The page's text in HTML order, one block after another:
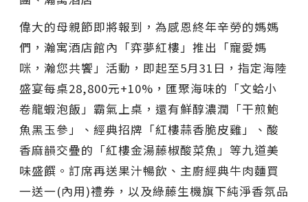
偉大的母親節即將報到，為感恩終年辛勞的媽媽
們，瀚寓酒店館內「弈夢紅樓」推出「寵愛媽
咪，瀚您共饗」活動，即起至5月31日，指定海陸
盛宴每桌28,800元+10%，匯聚海味的「文蛤小
卷龍蝦泡飯」霸氣上桌，還有鮮醇濃潤「干煎鮑
魚黑玉參」、經典招牌「紅樓蒜香脆皮雞」、酸
香麻韻交疊的「紅樓金湯藤椒酸菜魚」等九道美
味盛饌。訂席再送果汁暢飲、主廚經典牛肉麵買
一送一(內用)禮券，以及綠藤生機旗下純淨香氛品